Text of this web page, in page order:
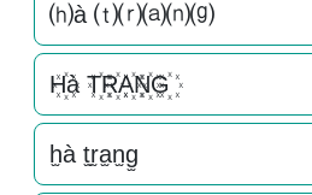
⒣à ⒯⒭⒜⒩⒢
H꙰à T꙰R꙰A꙰N꙰G꙰
h̫à t̫r̫a̫n̫g̫